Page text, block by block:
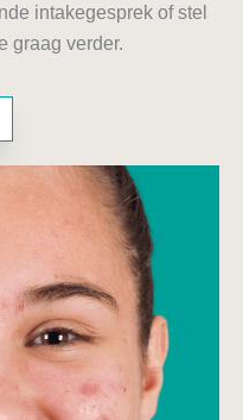
intakegesprek of stel
graag verder.